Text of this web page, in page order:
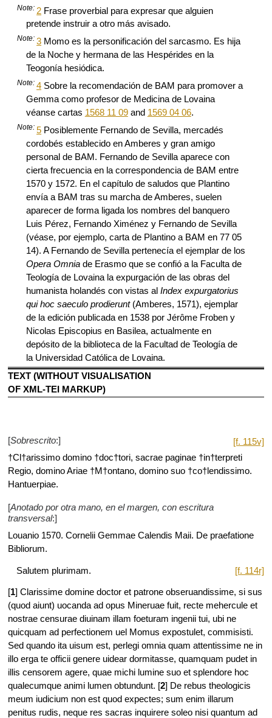
Note: 2 Frase proverbial para expresar que alguien
pretende instruir a otro más avisado.
Note:3 Momo es la personificación del sarcasmo. Es hija
de la Noche y hermana de las Hespérides en la
Teogonía hesiódica.
Note: 4 Sobre la recomendación de BAM para promover a
Gemma como profesor de Medicina de Lovaina
véanse cartas 1568 11 09and 1569 04 06.
Note: 5 Posiblemente Fernando de Sevilla, mercadés
cordobés establecido en Amberes y gran amigo
personal de BAM. Fernando de Sevilla aparece con
cierta frecuencia en la correspondencia de BAM entre
1570 y 1572. En el capítulo de saludos que Plantino
envía a BAM tras su marcha de Amberes, suelen
aparecer de forma ligada los nombres del banquero
Luis Pérez, Fernando Ximénez y Fernando de Sevilla
(véase, por ejemplo, carta de Plantino a BAM en 77 05
14). A Fernando de Sevilla pertenecía el ejemplar de los
Opera Omniade Erasmo que se confió a la Faculta de
Teología de Lovaina la expurgación de las obras del
humanista holandés con vistas al Index expurgatorius
qui hoc saeculo prodierunt(Amberes, 1571), ejemplar
de la edición publicada en 1538 por Jérôme Froben y
Nicolas Episcopius en Basilea, actualmente en
depósito de la biblioteca de la Facultad de Teología de
la Universidad Católica de Lovaina.
TEXT (WITHOUT VISUALISATION
OF XML-TEI MARKUP)
[f. 115v]
[Sobrescrito:]
†Cl†arissimo domino †doc†tori, sacrae paginae †in†terpreti
Regio, domino Ariae †M†ontano, domino suo †co†lendissimo.
Hantuerpiae.
[Anotado por otra mano, en el margen, con escritura
transversal:]
Louanio 1570. Cornelii Gemmae Calendis Maii. De praefatione
Bibliorum.
[f. 114r]
Salutem plurimam.
[1] Clarissime domine doctor et patrone obseruandissime, si sus
(quod aiunt) uocanda ad opus Mineruae fuit, recte mehercule et
nostrae censurae diuinam illam foeturam ingenii tui, ubi ne
quicquam ad perfectionem uel Momus expostulet, commisisti.
Sed quando ita uisum est, perlegi omnia quam attentissime ne in
illo erga te officii genere uidear dormitasse, quamquam pudet in
illis censorem agere, quae michi lumine suo et splendore hoc
qualecumque animi lumen obtundunt. [2] De rebus theologicis
meum iudicium non est quod expectes; sum enim illarum
penitus rudis, neque res sacras inquirere soleo nisi quantum ad